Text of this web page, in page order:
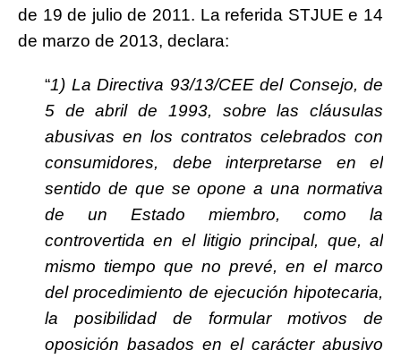
de 19 de julio de 2011. La referida STJUE e 14
de marzo de 2013, declara:
“1) La Directiva 93/13/CEE del Consejo, de
5 de abril de 1993, sobre las cláusulas
abusivas en los contratos celebrados con
consumidores, debe interpretarse en el
sentido de que se opone a una normativa
de un Estado miembro, como la
controvertida en el litigio principal, que, al
mismo tiempo que no prevé, en el marco
del procedimiento de ejecución hipotecaria,
la posibilidad de formular motivos de
oposición basados en el carácter abusivo